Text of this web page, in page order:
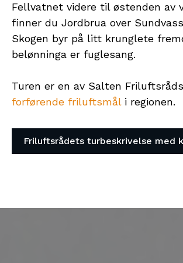
Fellvatnet videre til østenden av
finner du Jordbrua over
Skogen byr på litt krunglete
belønninga er fuglesang.
Turen er en av Salten
forførende friluftsmåli regionen.
Friluftsrådets turbeskrivelse med